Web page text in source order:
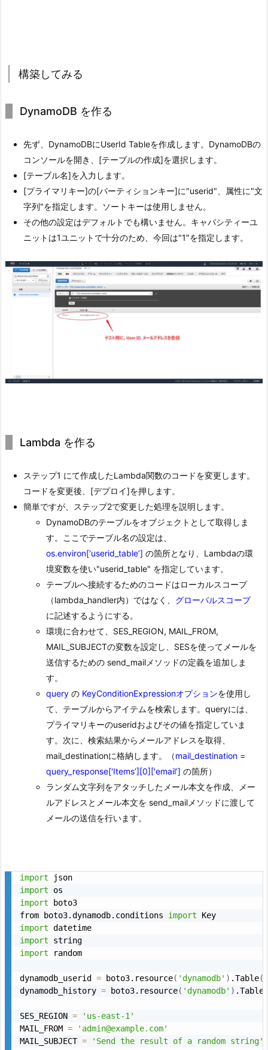
構築してみる
DynamoDB を作る
先ず、DynamoDBにUserId Tableを作成します。DynamoDBの
コンソールを開き、[テーブルの作成]を選択します。
[テーブル名]を入力します。
[プライマリキー]の[パーティションキー]に"userid"、属性に"文
字列"を指定します。ソートキーは使用しません。
その他の設定はデフォルトでも構いません。キャパシティーユ
ニットは1ユニットで十分のため、今回は"1″を指定します。
Lambda を作る
ステップ1 にて作成したLambda関数のコードを変更します。
コードを変更後、[デプロイ]を押します。
簡単ですが、ステップ2で変更した処理を説明します。
DynamoDBのテーブルをオブジェクトとして取得しま
す。ここでテーブル名の設定は、
os.environ['userid_table’] の箇所となり、Lambdaの環
境変数を使い"userid_table" を指定しています。
テーブルへ接続するためのコードはローカルスコープ
（lambda_handler内）ではなく、 グローバルスコープ
に記述するようにする。
環境に合わせて、SES_REGION, MAIL_FROM,
MAIL_SUBJECTの変数を設定し、SESを使ってメールを
送信するための send_mailメソッドの定義を追加しま
す。
query の KeyConditionExpressionオプションを使用し
て、テーブルからアイテムを検索します。queryには、
プライマリキーのuseridおよびその値を指定していま
す。次に、検索結果からメールアドレスを取得、
mail_destinationに格納します。（mail_destination =
query_response['Items’][0]['email’] の箇所）
ランダム文字列をアタッチしたメール本文を作成、メー
ルアドレスとメール本文を send_mailメソッドに渡して
メールの送信を行います。
import
import
import boto3
from boto3.dynamodb.conditions import
import
import
import random
dynamodb_userid = boto3.resource( 'dynamodb' ) .Table(
dynamodb_history = boto3.resource( 'dynamodb' ) .Table
SES_REGION =
'us-east-1'
MAIL_FROM =
'admin@example.com'
MAIL_SUBJECT = 'Send the result of a random string'